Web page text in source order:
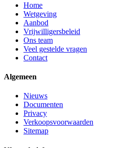
Home
Wetgeving
Aanbod
Vrijwilligersbeleid
Ons team
Veel gestelde vragen
Contact
Algemeen
Nieuws
Documenten
Privacy
Verkoopsvoorwaarden
Sitemap